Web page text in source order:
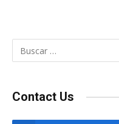
Contact Us